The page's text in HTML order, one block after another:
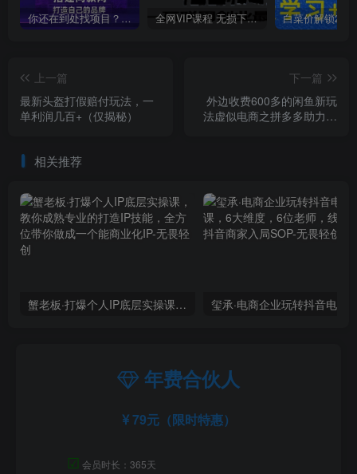
你还在到处找项目？还在当韭菜？我靠卖项目一个月收入5万+，曾经我也是个失败者。 全网VIP课程 无损下载~
上一篇
最新头盔打假赔付玩法，一
单利润几百+（仅揭秘）
下一篇
外边收费600多的闲鱼新玩
法虚似电商之拼多多助力项
相关推荐
蟹老板·打爆个人IP底层实操课，教你成熟专业的打造IP技能，全方位带你做成一个能商业化IP
年费合伙人
79元（限时特惠）
☑ 会员时长：365天